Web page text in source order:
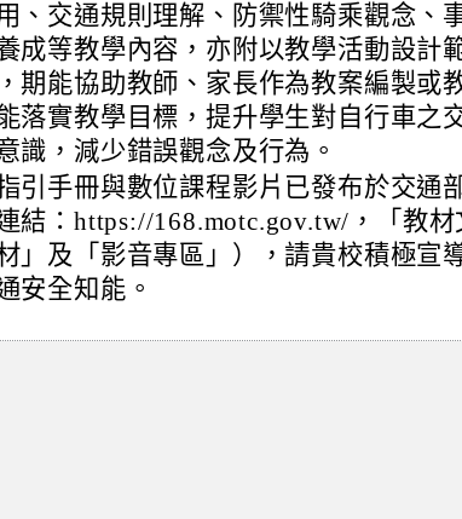
、交通規則理解、防禦性騎乘觀念、
成等教學內容，亦附以教學活動設計
期能協助教師、家長作為教案編製或
落實教學目標，提升學生對自行車之
識，減少錯誤觀念及行為。
引手冊與數位課程影片已發布於交通
結：https://168.motc.gov.tw/，「教材
」及「影音專區」），請貴校積極宣
安全知能。